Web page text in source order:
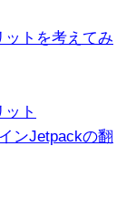
トを考えてみ
ト
ンJetpackの翻